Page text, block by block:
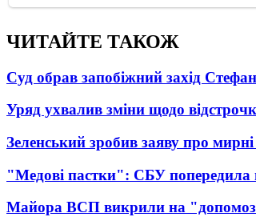
ЧИТАЙТЕ ТАКОЖ
Суд обрав запобіжний захід
Уряд ухвалив зміни щодо
Зеленський зробив заяву про
"Медові пастки": СБУ попередила
Майора ВСП викрили на